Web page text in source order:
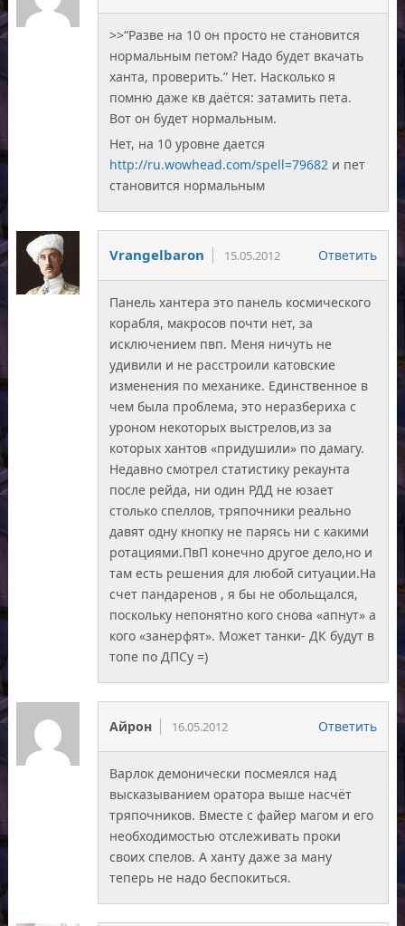
>>“Разве на 10 он просто не становится
нормальным петом? Надо будет вкачать
ханта, проверить.” Нет. Насколько я
помню даже кв даётся: затамить пета.
Вот он будет нормальным.
Нет, на 10 уровне дается
http://ru.wowhead.com/spell=79682 и пет
становится нормальным
Vrangelbaron 15.05.2012 Ответить
Панель хантера это панель космического
корабля, макросов почти нет, за
исключением пвп. Меня ничуть не
удивили и не расстроили катовские
изменения по механике. Единственное в
чем была проблема, это неразбериха с
уроном некоторых выстрелов,из за
которых хантов «придушили» по дамагу.
Недавно смотрел статистику рекаунта
после рейда, ни один РДД не юзает
столько спеллов, тряпочники реально
давят одну кнопку не парясь ни с какими
ротациями.ПвП конечно другое дело,но и
там есть решения для любой ситуации.На
счет пандаренов , я бы не обольщался,
поскольку непонятно кого снова «апнут» а
кого «занерфят». Может танки- ДК будут в
топе по ДПСу =)
Айрон 16.05.2012 Ответить
Варлок демонически посмеялся над
высказыванием оратора выше насчёт
тряпочников. Вместе с файер магом и его
необходимостью отслеживать проки
своих спелов. А ханту даже за ману
теперь не надо беспокиться.